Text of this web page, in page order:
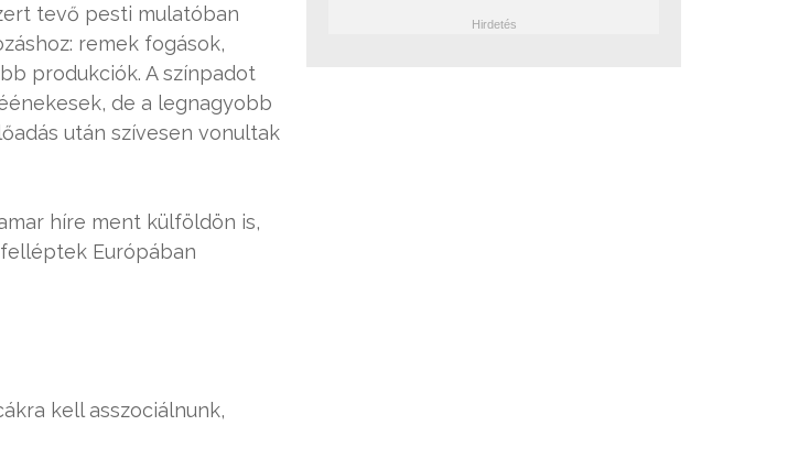
tevő pesti mulatóban
remek fogások,
produkciók. A színpadot
de a legnagyobb
után szívesen vonultak
híre ment külföldön is,
Európában
kell asszociálnunk,